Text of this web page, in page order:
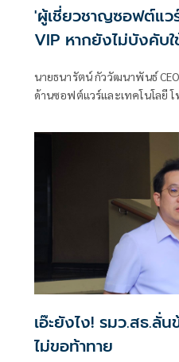
'ผู้เชี่ยวชาญซอฟต์แว
VIP หากยังไม่บังคับ
นายธนารัตน์ กัววัฒนาพันธ์
ด้านซอฟต์แวร์และเทคโนโลยี
เอ๊ะยังไง! รมว.สธ.ลั่
ไม่ขอท้าทาย